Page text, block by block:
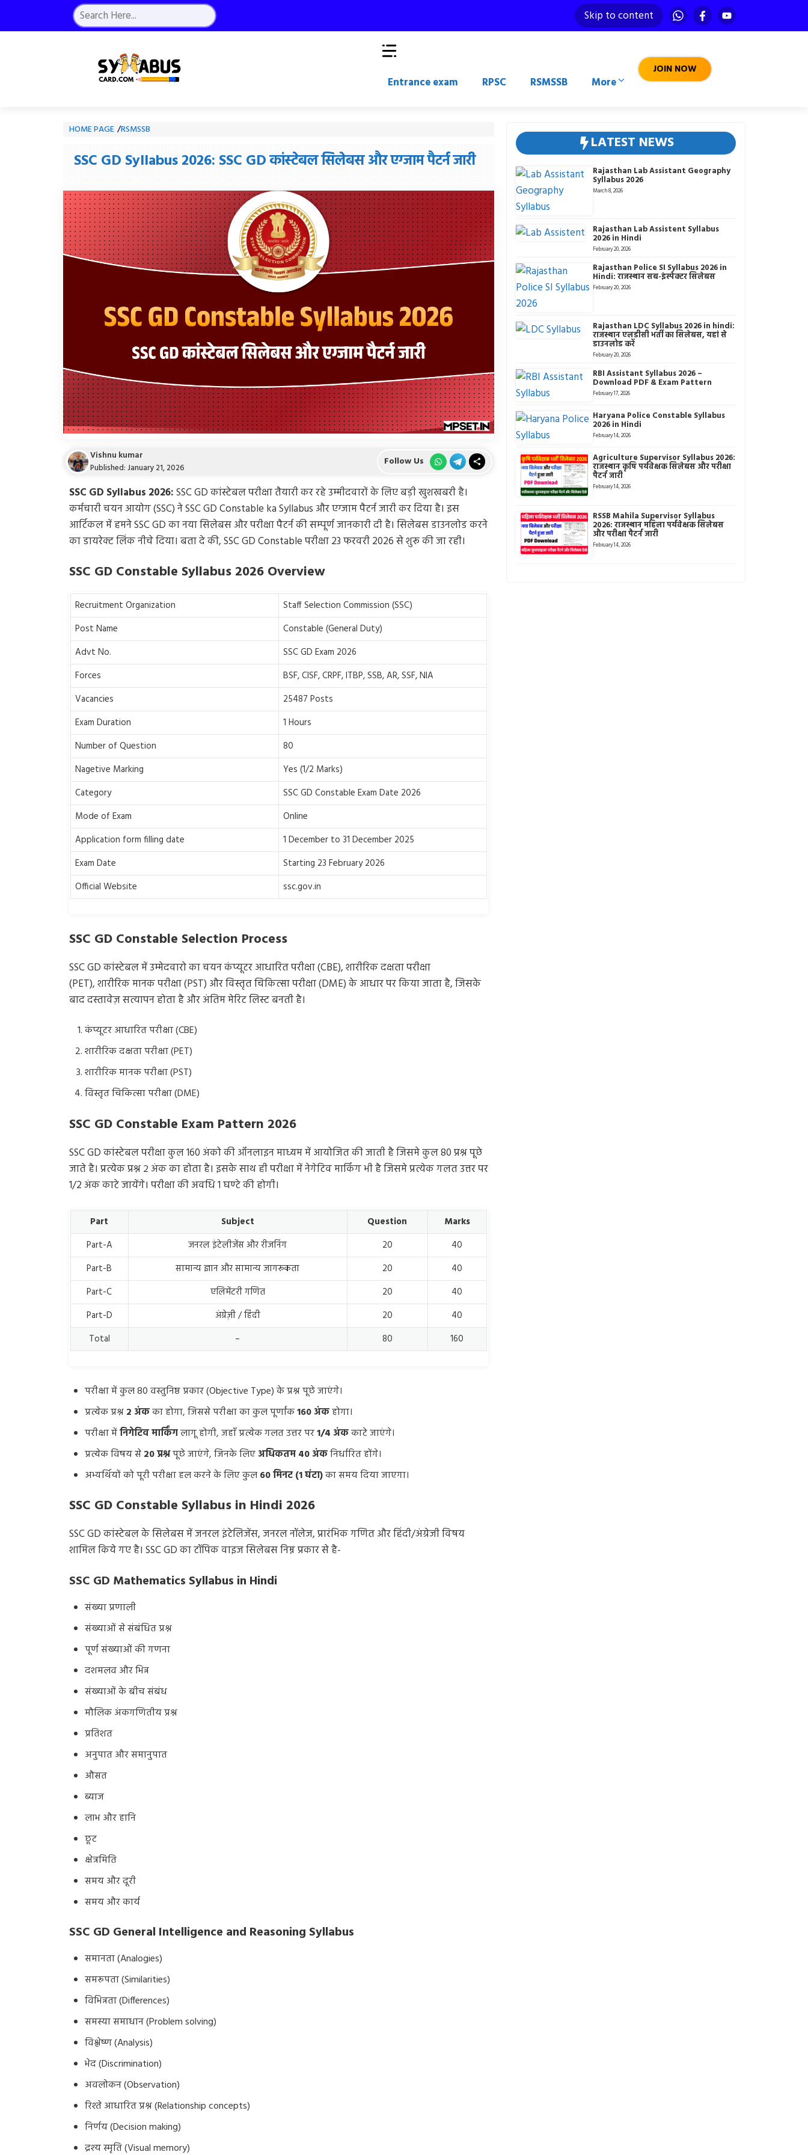
Search Skip to content
Entrance exam RPSC RSMSSB More
JOIN NOW
HOME PAGE /RSMSSB
SSC GD Syllabus 2026: SSC GD कांस्टेबल सिलेबस और एग्जाम पैटर्न जारी
Vishnu kumar
Published: January 21, 2026 Follow Us
SSC GD Syllabus 2026:SSC GD कांस्टेबल परीक्षा तैयारी कर रहे उम्मीदवारों के लिए बड़ी खुशखबरी है।
कर्मचारी चयन आयोग (SSC) ने SSC GD Constable ka Syllabus और एग्जाम पैटर्न जारी कर दिया है। इस
आर्टिकल में हमने SSC GD का नया सिलेबस और परीक्षा पैटर्न की सम्पूर्ण जानकारी दी है। सिलेबस डाउनलोड करने
का डायरेक्ट लिंक नीचे दिया। बता दे की, SSC GD Constable परीक्षा 23 फरवरी 2026 से शुरू की जा रही।
SSC GD Constable Syllabus 2026 Overview
Recruitment Organization
Staff Selection Commission (SSC)
Post Name
Constable (General Duty)
Advt No.
SSC GD Exam 2026
Forces
BSF, CISF, CRPF, ITBP, SSB, AR, SSF, NIA
Vacancies
25487 Posts
Exam Duration
1 Hours
Number of Question
80
Nagetive Marking
Yes (1/2 Marks)
Category
SSC GD Constable Exam Date 2026
Mode of Exam
Online
Application form filling date
1 December to 31 December 2025
Exam Date
Starting 23 February 2026
Official Website
ssc.gov.in
SSC GD Constable Selection Process
SSC GD कांस्टेबल में उम्मेदवारो का चयन कंप्यूटर आधारित परीक्षा (CBE), शारीरिक दक्षता परीक्षा
(PET), शारीरिक मानक परीक्षा (PST) और विस्तृत चिकित्सा परीक्षा (DME) के आधार पर किया जाता है, जिसके
बाद दस्तावेज़ सत्यापन होता है और अंतिम मेरिट लिस्ट बनती है।
कंप्यूटर आधारित परीक्षा (CBE)
शारीरिक दक्षता परीक्षा (PET)
शारीरिक मानक परीक्षा (PST)
विस्तृत चिकित्सा परीक्षा (DME)
SSC GD Constable Exam Pattern 2026
SSC GD कांस्टेबल परीक्षा कुल 160 अंको की ऑनलाइन माध्यम में आयोजित की जाती है जिसमे कुल 80 प्रश्न पूछे
जाते है। प्रत्येक प्रश्न २ अंक का होता है। इसके साथ ही परीक्षा में नेगेटिव मार्किंग भी है जिसमे प्रत्येक गलत उत्तर पर
1/2 अंक काटे जायेंगे। परीक्षा की अवधि 1 घण्टे की होगी।
Part Subject Question
Marks
Part-A
जनरल इंटेलीजेंस और रीजनिंग 20
40
Part-B
सामान्य ज्ञान और सामान्य जागरूकता 20
40
Part-C
एलिमेंटरी गणित 20
40
Part-D
अंग्रेज़ी / हिंदी 20
40
Total
– 80 160
परीक्षा में कुल 80 वस्तुनिष्ठ प्रकार (Objective Type) के प्रश्न पूछे जाएंगे।
प्रत्येक प्रश्न2 अंकका होगा, जिससे परीक्षा का कुल पूर्णांक160 अंकहोगा।
परीक्षा मेंनिगेटिव मार्किंगलागू होगी, जहाँ प्रत्येक गलत उत्तर पर1/4 अंककाटे जाएंगे।
प्रत्येक विषय से20 प्रश्नपूछे जाएंगे, जिनके लिएअधिकतम 40 अंकनिर्धारित होंगे।
अभ्यर्थियों को पूरी परीक्षा हल करने के लिए कुल60 मिनट (1 घंटा)का समय दिया जाएगा।
SSC GD Constable Syllabus in Hindi 2026
SSC GD कांस्टेबल के सिलेबस में जनरल इंटेलिजेंस, जनरल नॉलेज, प्रारंभिक गणित और हिंदी/अंग्रेजी विषय
शामिल किये गए है। SSC GD का टॉपिक वाइज सिलेबस निम्न प्रकार से है-
SSC GD Mathematics Syllabus in Hindi
संख्या प्रणाली
संख्याओं से संबंधित प्रश्न
पूर्ण संख्याओं की गणना
दशमलव और भिन्न
संख्याओं के बीच संबंध
मौलिक अंकगणितीय प्रश्न
प्रतिशत
अनुपात और समानुपात
औसत
ब्याज
लाभ और हानि
छूट
क्षेत्रमिति
समय और दूरी
समय और कार्य
SSC GD General Intelligence and Reasoning Syllabus
समानता (Analogies)
समरूपता (Similarities)
विभिन्नता (Differences)
समस्या समाधान (Problem solving)
विश्लेष्ण (Analysis)
भेद (Discrimination)
अवलोकन (Observation)
रिश्ते आधारित प्रश्न (Relationship concepts)
निर्णय (Decision making)
द्रश्य स्मृति (Visual memory)
LATEST NEWS
Rajasthan Lab Assistant Geography
Syllabus 2026
March 8, 2026
Rajasthan Lab Assistent Syllabus
2026 in Hindi
February 20, 2026
Rajasthan Police SI Syllabus 2026 in
Hindi: राजस्थान सब-इंस्पेक्टर सिलेबस
February 20, 2026
Rajasthan LDC Syllabus 2026 in hindi:
राजस्थान एलडीसी भर्ती का सिलेबस, यहां से
डाउनलोड करें
February 20, 2026
RBI Assistant Syllabus 2026 –
Download PDF & Exam Pattern
February 17, 2026
Haryana Police Constable Syllabus
2026 in Hindi
February 14, 2026
Agriculture Supervisor Syllabus 2026:
राजस्थान कृषि पर्यवेक्षक सिलेबस और परीक्षा
पैटर्न जारी
February 14, 2026
RSSB Mahila Supervisor Syllabus
2026: राजस्थान महिला पर्यवेक्षक सिलेबस
और परीक्षा पैटर्न जारी
February 14, 2026